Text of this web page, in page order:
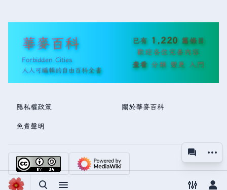
視圖
更多
華麥百科
Forbidden Cities
人人可編輯的自由百科全書
已有 1,220 篇條目
歡迎各位完善內容
查看 分類 變更 入門
隱私權政策 關於華麥百科
免責聲明